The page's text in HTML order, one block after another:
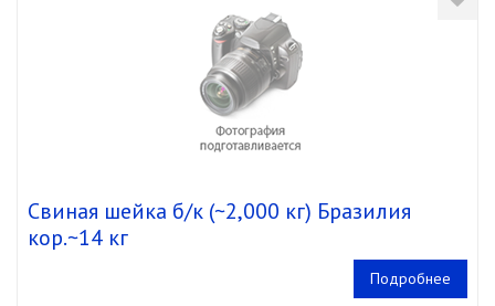
Свиная шейка б/к (~2,000 кг) Бразилия
кор.~14 кг
Подробнее